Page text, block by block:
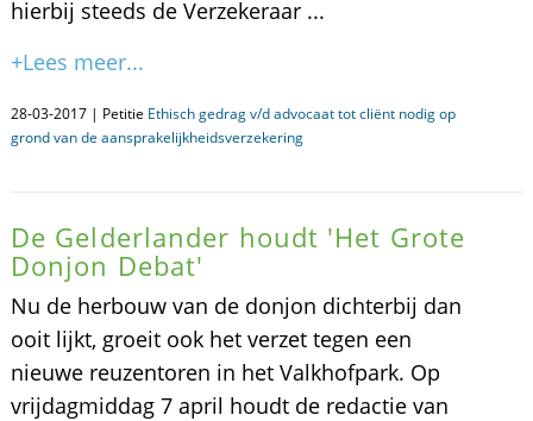
hierbij steeds de Verzekeraar ...
+Lees meer...
28-03-2017 | Petitie Ethisch gedrag v/d advocaat tot cliënt nodig op
grond van de aansprakelijkheidsverzekering
De Gelderlander houdt 'Het Grote
Donjon Debat'
Nu de herbouw van de donjon dichterbij dan
ooit lijkt, groeit ook het verzet tegen een
nieuwe reuzentoren in het Valkhofpark. Op
vrijdagmiddag 7 april houdt de redactie van